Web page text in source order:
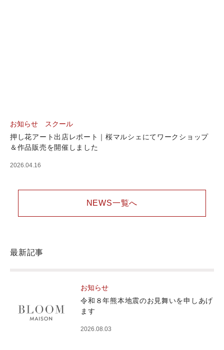
最新記事
お知らせ
令和８年熊本地震のお見舞いを申しあげ
ます
2026.08.03
お知らせ スクール
押し花アート出店レポート｜桜マルシェにてワークショップ
＆作品販売を開催しました
2026.04.16
NEWS一覧へ